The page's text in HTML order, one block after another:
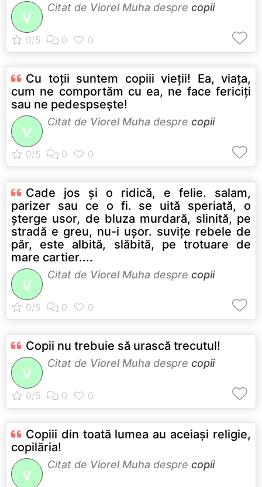
V
Citat de Viorel Muha despre copii
Cu toţii suntem copiii vieţii! Ea, viaţa,
cum ne comportăm cu ea, ne face fericiţi
sau ne pedespseşte!
V
Citat de Viorel Muha despre copii
Cade jos şi o ridică, e felie. salam,
parizer sau ce o fi. se uită speriată, o
şterge usor, de bluza murdară, slinită, pe
stradă e greu, nu-i uşor. suviţe rebele de
păr, este albită, slăbită, pe trotuare de
mare cartier....
V
Citat de Viorel Muha despre copii
Copii nu trebuie să urască trecutul!
V
Citat de Viorel Muha despre copii
Copiii din toată lumea au aceiaşi religie,
copilăria!
V
Citat de Viorel Muha despre copii